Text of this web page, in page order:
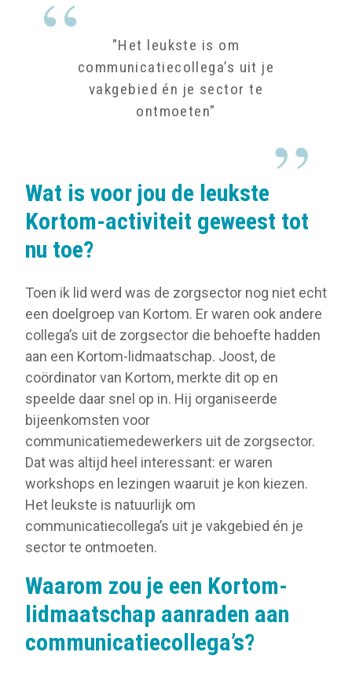
"Het leukste is om
communicatiecollega’s uit je
vakgebied én je sector te
ontmoeten"
Wat is voor jou de leukste
Kortom-activiteit geweest tot
nu toe?
Toen ik lid werd was de zorgsector nog niet echt
een doelgroep van Kortom. Er waren ook andere
collega’s uit de zorgsector die behoefte hadden
aan een Kortom-lidmaatschap. Joost, de
coördinator van Kortom, merkte dit op en
speelde daar snel op in. Hij organiseerde
bijeenkomsten voor
communicatiemedewerkers uit de zorgsector.
Dat was altijd heel interessant: er waren
workshops en lezingen waaruit je kon kiezen.
Het leukste is natuurlijk om
communicatiecollega’s uit je vakgebied én je
sector te ontmoeten.
Waarom zou je een Kortom-
lidmaatschap aanraden aan
communicatiecollega’s?